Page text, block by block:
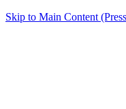
Skip to Main Content